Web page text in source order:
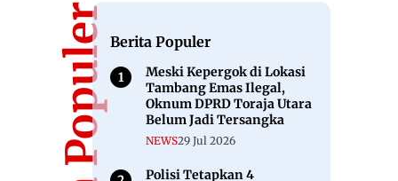
Berita Populer
Meski Kepergok di Lokasi
Tambang Emas Ilegal,
Oknum DPRD Toraja Utara
Belum Jadi Tersangka
NEWS29 Jul 2026
Polisi Tetapkan 4